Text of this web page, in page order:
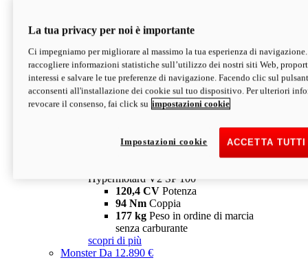
V2 SP
Hypermotard V2 SP
120,4 CVPotenza
94 NmCoppia
177 kgPeso in ordine di marcia
senza carburante
Depotenziata 35 kW: 18.890 € i
configura scopri di più
Hypermotard V2 SP 100
120,4 CV Potenza
94 Nm Coppia
177 kg Peso in ordine di marcia
senza carburante
scopri di più
MonsterDa 12.890 €
La tua privacy per noi è importante
Ci impegniamo per migliorare al massimo la tua esperienza di
raccogliere informazioni statistiche sull’utilizzo dei nostri siti Web,
interessi e salvare le tue preferenze di navigazione. Facendo clic sul
acconsenti all'installazione dei cookie sul tuo dispositivo. Per ulteriori
revocare il consenso, fai click su impostazioni cookie
ACCETTA
Impostazioni cookie